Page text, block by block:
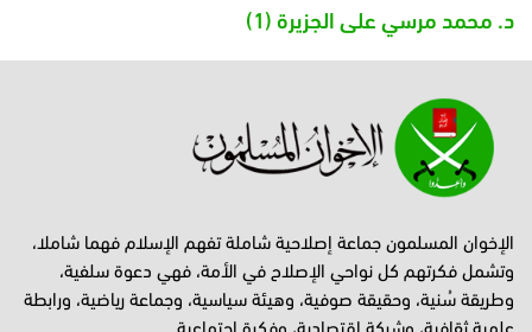
د. محمد مرسي على الجزيرة (1)
الإخوان المسلمون جماعة إصلاحية شاملة تفهم الإسلام فهما شاملا،
وتشمل فكرتهم كل نواحي الإصلاح في الأمة، فهي دعوة سلفية،
وطريقة سُنية، وحقيقة صوفية، وهيئة سياسية، وجماعة رياضية، ورابطة
علمية ثقافية، وشركة اقتصادية، وفكرة اجتماعية.